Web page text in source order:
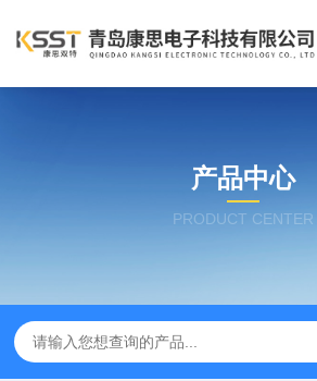
产品中心
PRODUCT CENTER